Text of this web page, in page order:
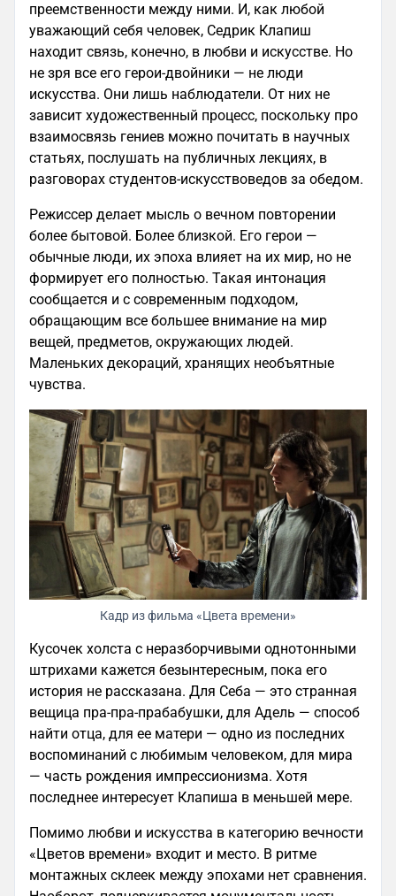
преемственности между ними. И, как любой
уважающий себя человек, Седрик Клапиш
находит связь, конечно, в любви и искусстве. Но
не зря все его герои-двойники — не люди
искусства. Они лишь наблюдатели. От них не
зависит художественный процесс, поскольку про
взаимосвязь гениев можно почитать в научных
статьях, послушать на публичных лекциях, в
разговорах студентов-искусствоведов за обедом.
Режиссер делает мысль о вечном повторении
более бытовой. Более близкой. Его герои —
обычные люди, их эпоха влияет на их мир, но не
формирует его полностью. Такая интонация
сообщается и с современным подходом,
обращающим все большее внимание на мир
вещей, предметов, окружающих людей.
Маленьких декораций, хранящих необъятные
чувства.
Кадр из фильма «Цвета времени»
Кусочек холста с неразборчивыми однотонными
штрихами кажется безынтересным, пока его
история не рассказана. Для Себа — это странная
вещица пра-пра-прабабушки, для Адель — способ
найти отца, для ее матери — одно из последних
воспоминаний с любимым человеком, для мира
— часть рождения импрессионизма. Хотя
последнее интересует Клапиша в меньшей мере.
Помимо любви и искусства в категорию вечности
«Цветов времени» входит и место. В ритме
монтажных склеек между эпохами нет сравнения.